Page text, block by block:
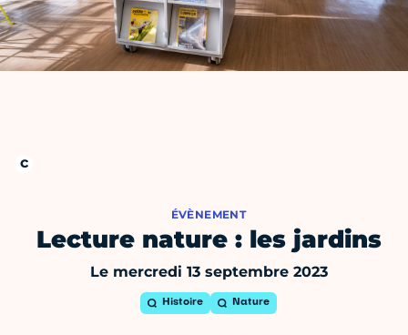
ÉVÈNEMENT
Lecture nature : les jardins
Le mercredi 13 septembre 2023
Histoire Nature